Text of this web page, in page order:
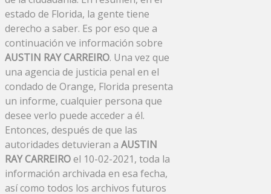
estado de Florida, la gente tiene
derecho a saber. Es por eso que a
continuación ve información sobre
AUSTIN RAY CARREIRO. Una vez que
una agencia de justicia penal en el
condado de Orange, Florida presenta
un informe, cualquier persona que
desee verlo puede acceder a él.
Entonces, después de que las
autoridades detuvieran a AUSTIN
RAY CARREIROel 10-02-2021, toda la
información archivada en esa fecha,
así como todos los archivos futuros